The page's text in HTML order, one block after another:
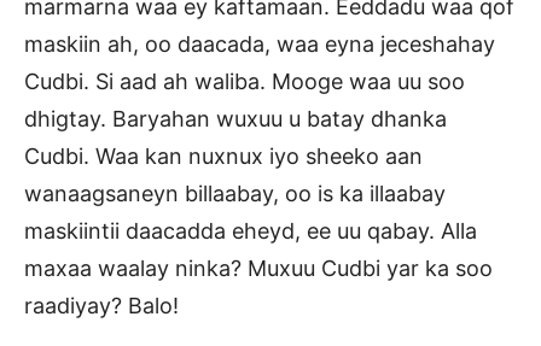
marmarna waa ey kaftamaan. Eeddadu waa qof
maskiin ah, oo daacada, waa eyna jeceshahay
Cudbi. Si aad ah waliba. Mooge waa uu soo
dhigtay. Baryahan wuxuu u batay dhanka
Cudbi. Waa kan nuxnux iyo sheeko aan
wanaagsaneyn billaabay, oo is ka illaabay
maskiintii daacadda eheyd, ee uu qabay. Alla
maxaa waalay ninka? Muxuu Cudbi yar ka soo
raadiyay? Balo!